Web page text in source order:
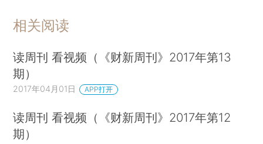
相关阅读
读周刊 看视频（《财新周刊》2017年第13
期）
2017年04月01日 APP打开
读周刊 看视频（《财新周刊》2017年第12
期）